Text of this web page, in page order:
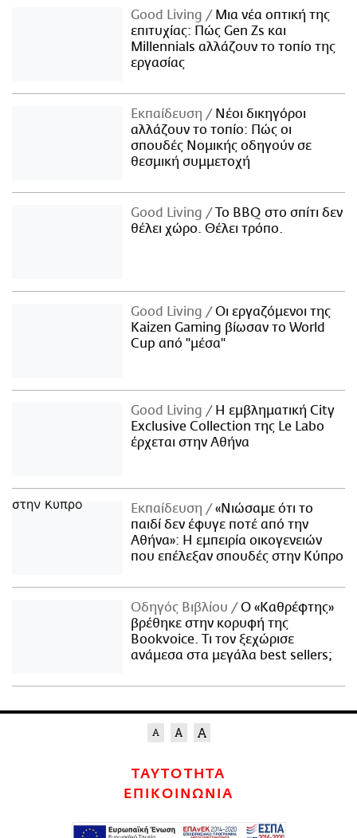
Good Living
Μια νέα οπτική της
επιτυχίας: Πώς Gen Zs και
Millennials αλλάζουν το τοπίο της
εργασίας
Εκπαίδευση
Νέοι δικηγόροι
αλλάζουν το τοπίο: Πώς οι
σπουδές Νομικής οδηγούν σε
θεσμική συμμετοχή
Good Living
Το BBQ στο σπίτι δεν
θέλει χώρο. Θέλει τρόπο.
Good Living
Οι εργαζόμενοι της
Kaizen Gaming βίωσαν το World
Cup από "μέσα"
Good Living
Η εμβληματική City
Exclusive Collection της Le Labo
έρχεται στην Αθήνα
Εκπαίδευση
«Νιώσαμε ότι το
παιδί δεν έφυγε ποτέ από την
Αθήνα»: Η εμπειρία οικογενειών
που επέλεξαν σπουδές στην Κύπρο
Οδηγός Βιβλίου
Ο «Καθρέφτης»
βρέθηκε στην κορυφή της
Bookvoice. Τι τον ξεχώρισε
ανάμεσα στα μεγάλα best sellers;
ΤΑΥΤΟΤΗΤΑ
ΕΠΙΚΟΙΝΩΝΙΑ